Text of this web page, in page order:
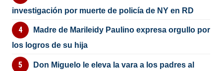
investigación por muerte de policía de NY en RD
Madre de Marileidy Paulino expresa orgullo por
los logros de su hija
Don Miguelo le eleva la vara a los padres al